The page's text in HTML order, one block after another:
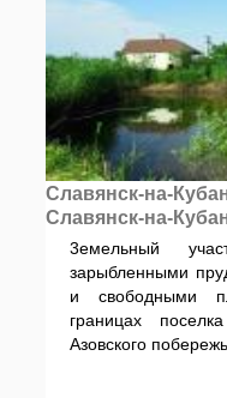
Славянск-на-
Славянск-на-
3емельный
зарыбленными
и свободными
границах
Азовского